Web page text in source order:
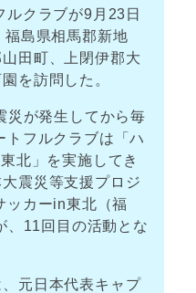
ルクラブが9月23日
島県相馬郡新地
田町、上閉伊郡大
を訪問した。
災が発生してから毎
トフルクラブは「ハ
北」を実施してき
震災等支援プロジ
ッカーin東北（福
、11回目の活動とな
元日本代表キャプ